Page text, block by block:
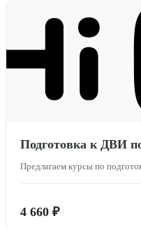
Подготовка к ДВИ
Предлагаем курсы по
4 660 ₽